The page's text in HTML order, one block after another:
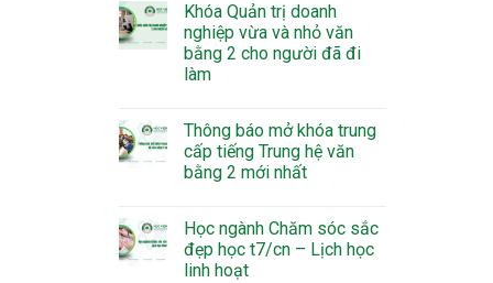
Khóa Quản trị doanh
nghiệp vừa và nhỏ văn
bằng 2 cho người đã đi
làm
Thông báo mở khóa trung
cấp tiếng Trung hệ văn
bằng 2 mới nhất
Học ngành Chăm sóc sắc
đẹp học t7/cn – Lịch học
linh hoạt